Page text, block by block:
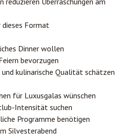
Format
Dinner wollen
bevorzugen
und kulinarische Qualität schätzen
für Luxusgalas wünschen
Intensität suchen
Programme benötigen
Silvesterabend